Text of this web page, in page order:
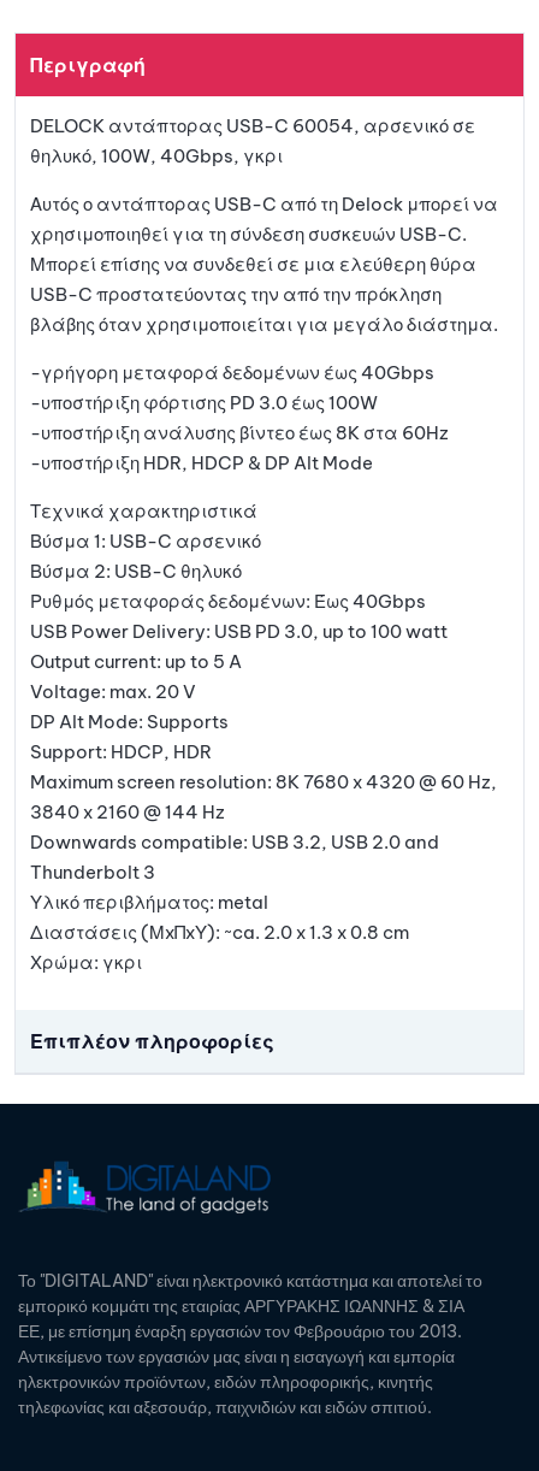
αγαπη
μένων
Περιγραφή
DELOCK αντάπτορας USB-C 60054, αρσενικό σε
θηλυκό, 100W, 40Gbps, γκρι
Αυτός ο αντάπτορας USB-C από τη Delock μπορεί να
χρησιμοποιηθεί για τη σύνδεση συσκευών USB-C.
Μπορεί επίσης να συνδεθεί σε μια ελεύθερη θύρα
USB-C προστατεύοντας την από την πρόκληση
βλάβης όταν χρησιμοποιείται για μεγάλο διάστημα.
-γρήγορη μεταφορά δεδομένων έως 40Gbps
-υποστήριξη φόρτισης PD 3.0 έως 100W
-υποστήριξη ανάλυσης βίντεο έως 8K στα 60Hz
-υποστήριξη HDR, HDCP & DP Alt Mode
Τεχνικά χαρακτηριστικά
Βύσμα 1: USB-C αρσενικό
Βύσμα 2: USB-C θηλυκό
Ρυθμός μεταφοράς δεδομένων: Έως 40Gbps
USB Power Delivery: USB PD 3.0, up to 100 watt
Output current: up to 5 A
Voltage: max. 20 V
DP Alt Mode: Supports
Support: HDCP, HDR
Maximum screen resolution: 8K 7680 x 4320 @ 60 Hz,
3840 x 2160 @ 144 Hz
Downwards compatible: USB 3.2, USB 2.0 and
Thunderbolt 3
Υλικό περιβλήματος: metal
Διαστάσεις (ΜxΠxΥ): ~ca. 2.0 x 1.3 x 0.8 cm
Χρώμα: γκρι
Επιπλέον πληροφορίες
Το "DIGITALAND" είναι ηλεκτρονικό κατάστημα και αποτελεί το
εμπορικό κομμάτι της εταιρίας ΑΡΓΥΡΑΚΗΣ ΙΩΑΝΝΗΣ & ΣΙΑ
ΕΕ, με επίσημη έναρξη εργασιών τον Φεβρουάριο του 2013.
Αντικείμενο των εργασιών μας είναι η εισαγωγή και εμπορία
ηλεκτρονικών προϊόντων, ειδών πληροφορικής, κινητής
τηλεφωνίας και αξεσουάρ, παιχνιδιών και ειδών σπιτιού.